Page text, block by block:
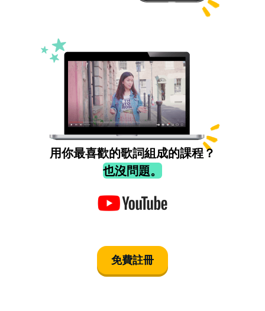
用你最喜歡的歌詞組成的課程？
也沒問題。
免費註冊